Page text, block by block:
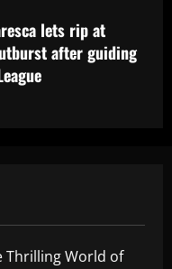
lets rip at
after guiding
Thrilling World of